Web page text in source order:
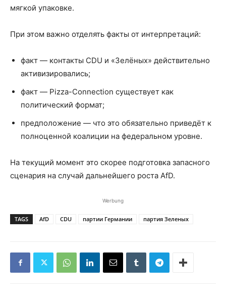
мягкой упаковке.
При этом важно отделять факты от интерпретаций:
факт — контакты CDU и «Зелёных» действительно
активизировались;
факт — Pizza-Connection существует как
политический формат;
предположение — что это обязательно приведёт к
полноценной коалиции на федеральном уровне.
На текущий момент это скорее подготовка запасного
сценария на случай дальнейшего роста AfD.
Werbung
TAGS AfD CDU партии Германии партия Зеленых